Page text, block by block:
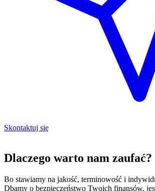
Skontaktuj się
Dlaczego warto nam zaufać?
Bo stawiamy na jakość, terminowość i
Dbamy o bezpieczeństwo Twoich finansów,